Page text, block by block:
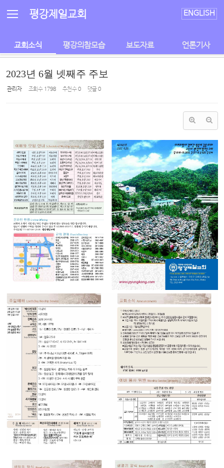
평강제일교회 ENGLISH
교회소식 평강의참모습 보도자료 언론기사
2023년 6월 넷째주 주보
관리자 조회 수 1798 추천 수0 댓글0